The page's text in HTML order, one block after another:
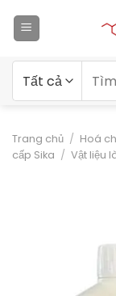
qua
kiếm:
Trang chủ / Hoá
cấp Sika / Vật liệu